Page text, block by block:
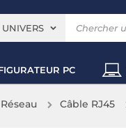
PC
Câble RJ45